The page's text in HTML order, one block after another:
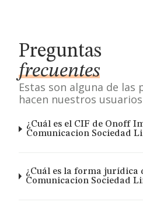
Preguntas
frecuentes
Estas son alguna de las
hacen nuestros usuarios
¿Cuál es el CIF de Onoff
Comunicacion Sociedad
¿Cuál es la forma jurídica
Comunicacion Sociedad